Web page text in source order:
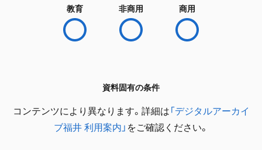
教育 非商用 商用
資料固有の条件
コンテンツにより異なります。詳細は 「デジタルアーカイ
ブ福井 利用案内」 をご確認ください。